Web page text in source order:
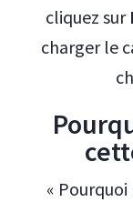
cliquez sur
charger le
«